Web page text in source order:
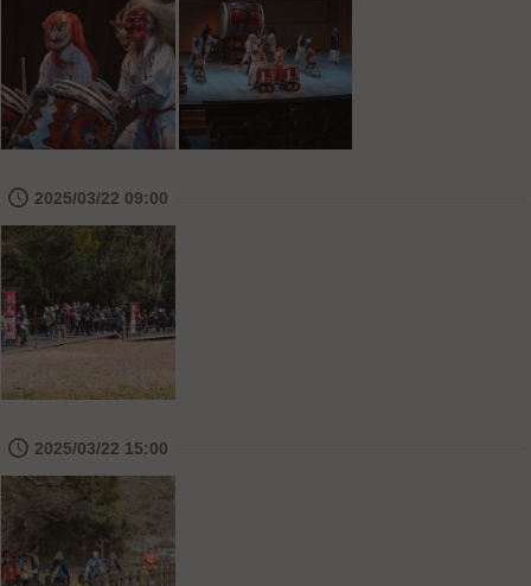
🕔 2025/03/22 09:00
🕔 2025/03/22 15:00